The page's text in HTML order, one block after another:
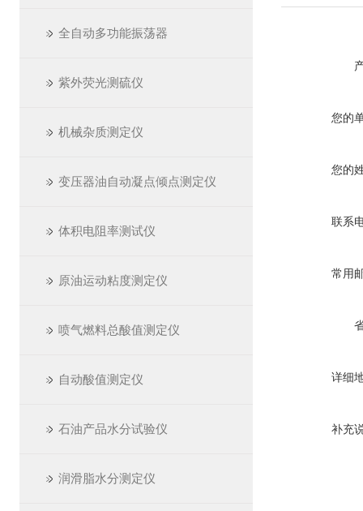
全自动多功能振荡器
紫外荧光测硫仪
机械杂质测定仪
变压器油自动凝点倾点测定仪
体积电阻率测试仪
原油运动粘度测定仪
喷气燃料总酸值测定仪
自动酸值测定仪
石油产品水分试验仪
润滑脂水分测定仪
您的
您的
联系
常用
详细
补充